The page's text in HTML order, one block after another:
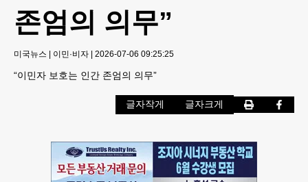
존엄의 의무”
미국뉴스 | 이민·비자 | 2026-07-06 09:25:25
“이민자 보호는 인간 존엄의 의무”
글자작게 글자크게